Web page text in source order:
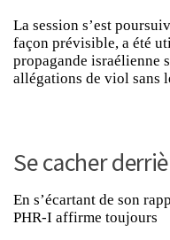
La session s’est
façon prévisible, a été
propagande israélienne
allégations de viol sans
Se cacher
En s’écartant de son
PHR-I affirme toujours